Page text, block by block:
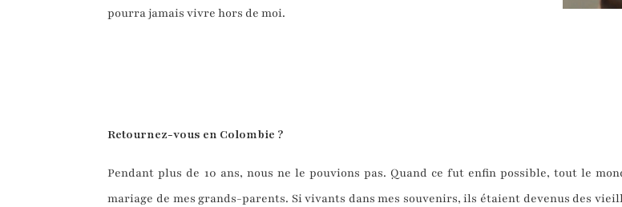
pourra jamais vivre hors de moi.
Retournez-vous en Colombie ?
Pendant plus de 10 ans, nous ne le pouvions pas. Quand ce fut enfin possible, tout le
mariage de mes grands-parents. Si vivants dans mes souvenirs, ils étaient devenus des